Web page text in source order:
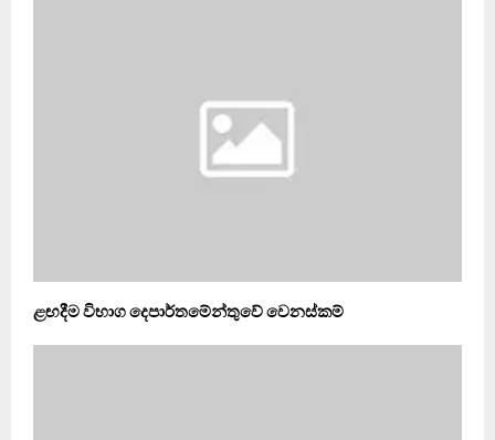
ළඟදීම විභාග දෙපාර්තමේන්තුවේ වෙනස්කම්